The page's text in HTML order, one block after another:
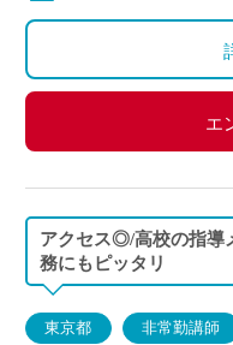
エ
アクセス◎/高校の指導
務にもピッタリ
東京都 非常勤講師